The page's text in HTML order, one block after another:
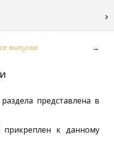
выпуски →
представлена в
к данному